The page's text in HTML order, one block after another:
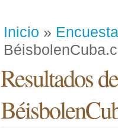
Inicio »
Resultados